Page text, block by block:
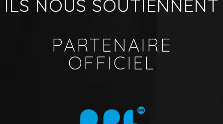
ILS NOUS SOUTIENNENT
PARTENAIRE
OFFICIEL